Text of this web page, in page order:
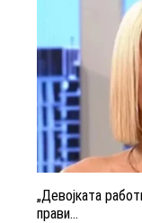
„Девојката
прави...